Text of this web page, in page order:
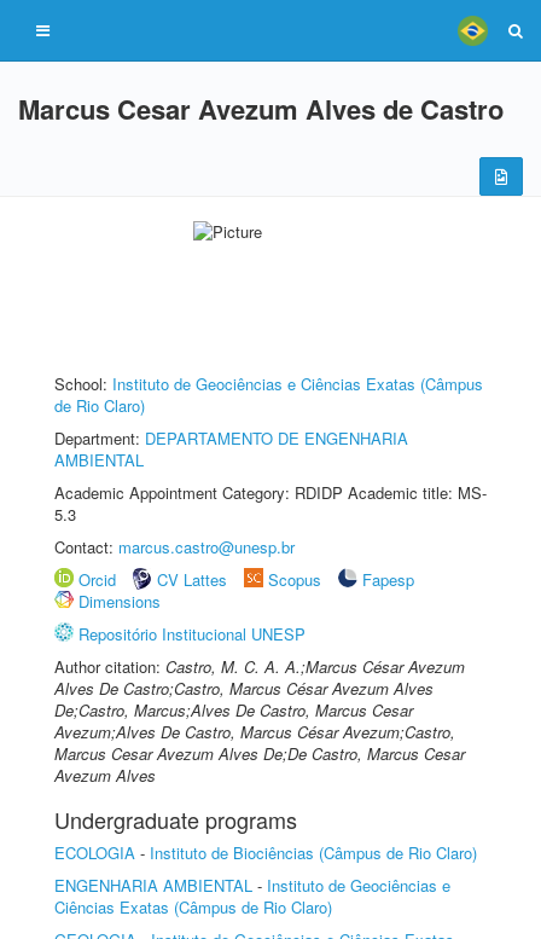
Marcus Cesar Avezum Alves de Castro
School: Instituto de Geociências e Ciências Exatas (Câmpus
de Rio Claro)
Department: DEPARTAMENTO DE ENGENHARIA
AMBIENTAL
Academic Appointment Category: RDIDP Academic title: MS-
5.3
Contact: marcus.castro@unesp.br
Orcid
CV Lattes Scopus
Fapesp
Dimensions
Repositório Institucional UNESP
Author citation: Castro, M. C. A. A.;Marcus César Avezum
Alves De Castro;Castro, Marcus César Avezum Alves
De;Castro, Marcus;Alves De Castro, Marcus Cesar
Avezum;Alves De Castro, Marcus César Avezum;Castro,
Marcus Cesar Avezum Alves De;De Castro, Marcus Cesar
Avezum Alves
Undergraduate programs
ECOLOGIA - Instituto de Biociências (Câmpus de Rio Claro)
ENGENHARIA AMBIENTAL - Instituto de Geociências e
Ciências Exatas (Câmpus de Rio Claro)